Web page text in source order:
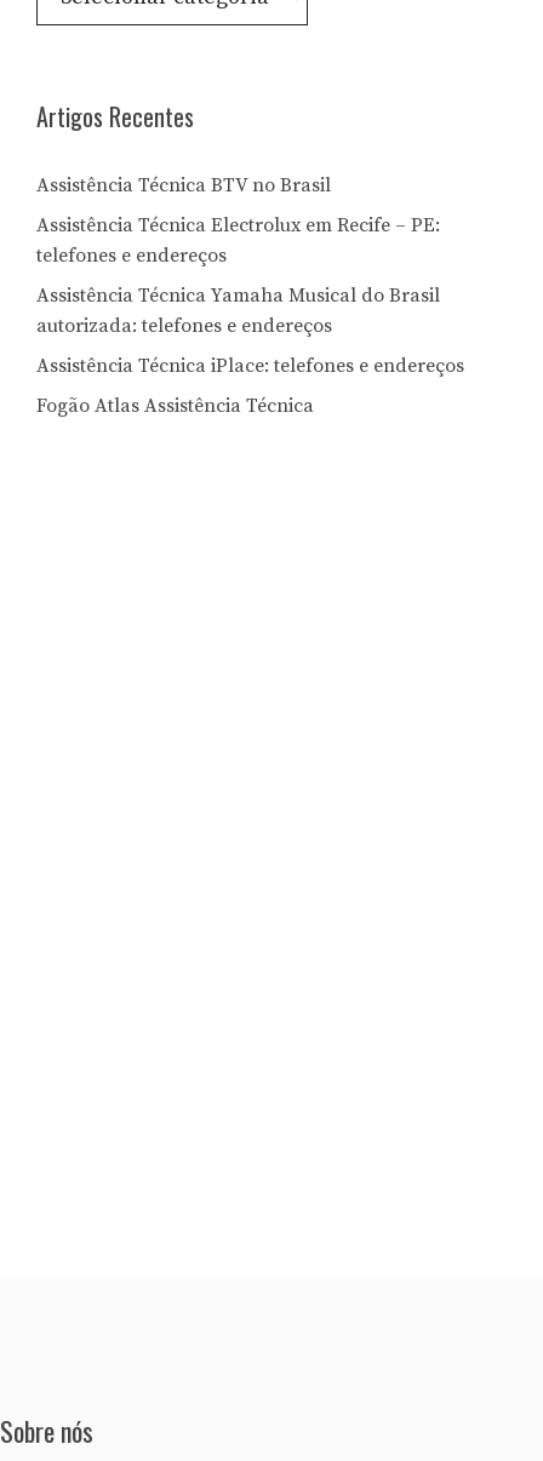
Artigos Recentes
Assistência Técnica BTV no Brasil
Assistência Técnica Electrolux em Recife – PE:
telefones e endereços
Assistência Técnica Yamaha Musical do Brasil
autorizada: telefones e endereços
Assistência Técnica iPlace: telefones e endereços
Fogão Atlas Assistência Técnica
Sobre nós